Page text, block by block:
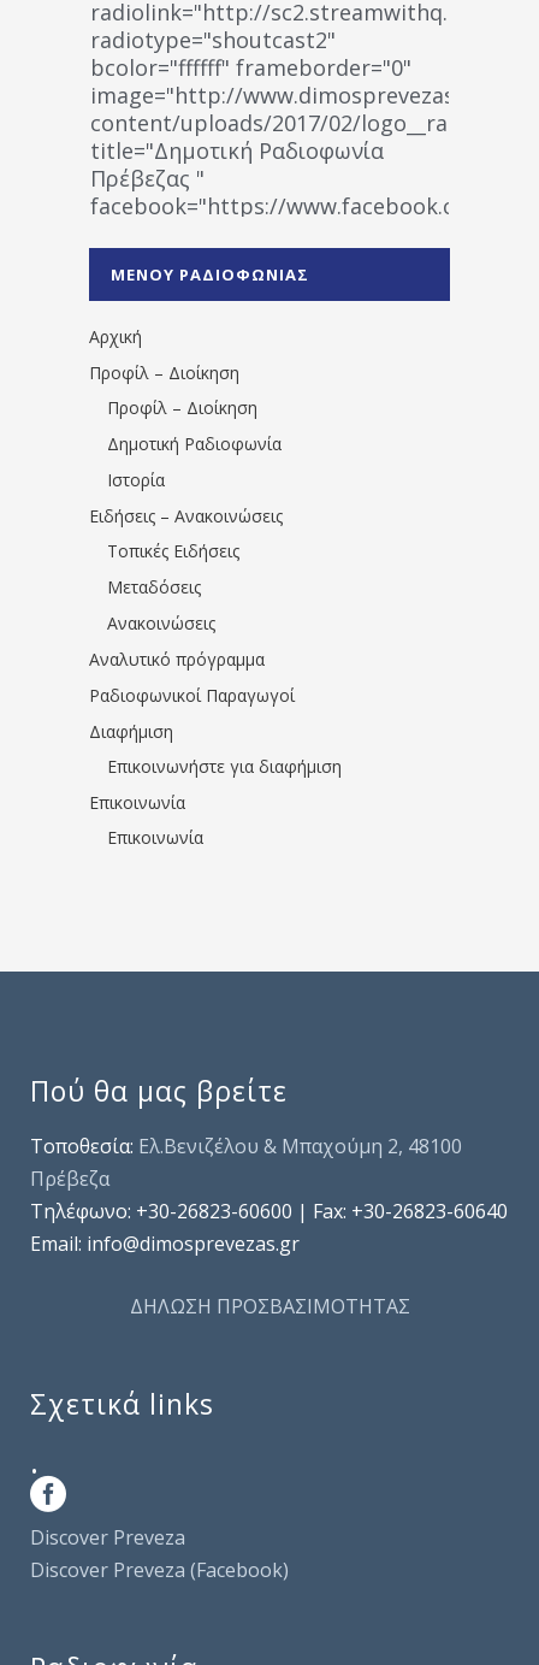
radiolink="http://
radiotype="shoutcast2"
bcolor="ffffff" frameborder="0"
image="http://www.dimosprevezas.gr/wp-
content/uploads/2017/02/
title="Δημοτική Ραδιοφωνία
Πρέβεζας "
facebook="https://www.facebook.com/
1531194763766854/" artist="" ]
ΜΕΝΟΥ ΡΑΔΙΟΦΩΝΙΑΣ
Αρχική
Προφίλ – Διοίκηση
Προφίλ – Διοίκηση
Δημοτική Ραδιοφωνία
Ιστορία
Ειδήσεις – Ανακοινώσεις
Τοπικές Ειδήσεις
Μεταδόσεις
Ανακοινώσεις
Αναλυτικό πρόγραμμα
Ραδιοφωνικοί Παραγωγοί
Διαφήμιση
Επικοινωνήστε για διαφήμιση
Επικοινωνία
Επικοινωνία
Πού θα μας βρείτε
Τοποθεσία: Ελ.Βενιζέλου & Μπαχούμη 2, 48100
Πρέβεζα
Τηλέφωνo: +30-26823-60600 | Fax: +30-26823-60640
Email: info@dimosprevezas.gr
ΔΗΛΩΣΗ ΠΡΟΣΒΑΣΙΜΟΤΗΤΑΣ
Σχετικά links
.
Discover Preveza
Discover Preveza (Facebook)